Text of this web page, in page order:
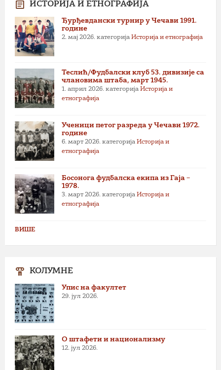
ИСТОРИЈА И ЕТНОГРАФИЈА
Ђурђевдански турнир у Чечави 1991.
године
2. мај 2026. категорија Историја и етнографија
Теслић/Фудбалски клуб 53. дивизије са
члановима штаба, март 1945.
1. април 2026. категорија Историја и
етнографија
Ученици петог разреда у Чечави 1972.
године
6. март 2026. категорија Историја и
етнографија
Босонога фудбалска екипа из Гаја –
1978.
3. март 2026. категорија Историја и
етнографија
ВИШЕ
КОЛУМНЕ
Упис на факултет
29. јул 2026.
О штафети и национализму
12. јул 2026.